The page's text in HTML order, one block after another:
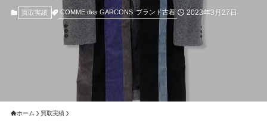
買取実績 COMME des GARCONS ブランド古着 2023年3月27日
ホーム 買取実績